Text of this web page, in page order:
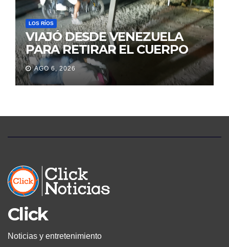
LOS RÍOS
VIAJÓ DESDE VENEZUELA
PARA RETIRAR EL CUERPO
DE SU MARIDO QUE
PERMANECIÓ SEIS DÍAS EN
LA MORGUE
AGO 6, 2026
Click
Noticias y entretenimiento